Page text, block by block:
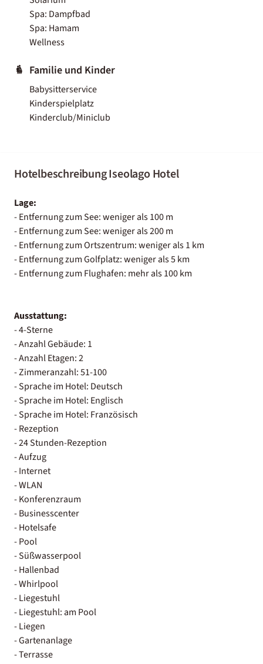
Spa: Dampfbad
Spa: Hamam
Wellness
Familie und Kinder
Babysitterservice
Kinderspielplatz
Kinderclub/Miniclub
Hotelbeschreibung Iseolago Hotel
Lage:
- Entfernung zum See: weniger als 100 m
- Entfernung zum See: weniger als 200 m
- Entfernung zum Ortszentrum: weniger als 1 km
- Entfernung zum Golfplatz: weniger als 5 km
- Entfernung zum Flughafen: mehr als 100 km
Ausstattung:
- 4-Sterne
- Anzahl Gebäude: 1
- Anzahl Etagen: 2
- Zimmeranzahl: 51-100
- Sprache im Hotel: Deutsch
- Sprache im Hotel: Englisch
- Sprache im Hotel: Französisch
- Rezeption
- 24 Stunden-Rezeption
- Aufzug
- Internet
- WLAN
- Konferenzraum
- Businesscenter
- Hotelsafe
- Pool
- Süßwasserpool
- Hallenbad
- Whirlpool
- Liegestuhl
- Liegestuhl: am Pool
- Liegen
- Gartenanlage
- Terrasse